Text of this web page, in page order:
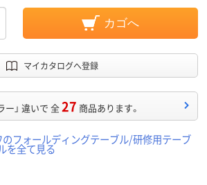
カゴへ
マイカタログへ登録
ー」 違いで 全27 商品あります。
のフォールディングテーブル/研修用テーブ
を全て見る